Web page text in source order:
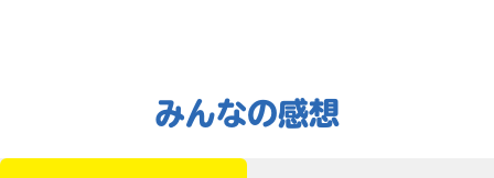
みんなの感想